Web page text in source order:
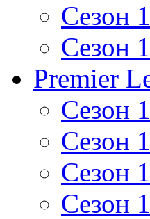
Сезон
Сезон
Premier
Сезон
Сезон
Сезон
Сезон